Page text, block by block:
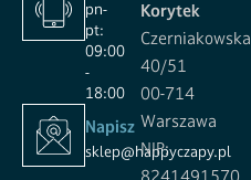
pn-
pt:
09:00
-
18:00
Napisz
sklep@happyczapy.pl
Korytek
Czerniakowska
40/51
00-714
Warszawa
NIP: